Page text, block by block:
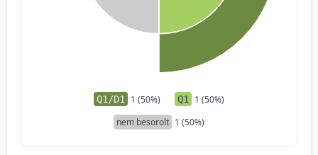
Q1/D1 1 (50%) Q1 1 (50%)
nem besorolt 1 (50%)